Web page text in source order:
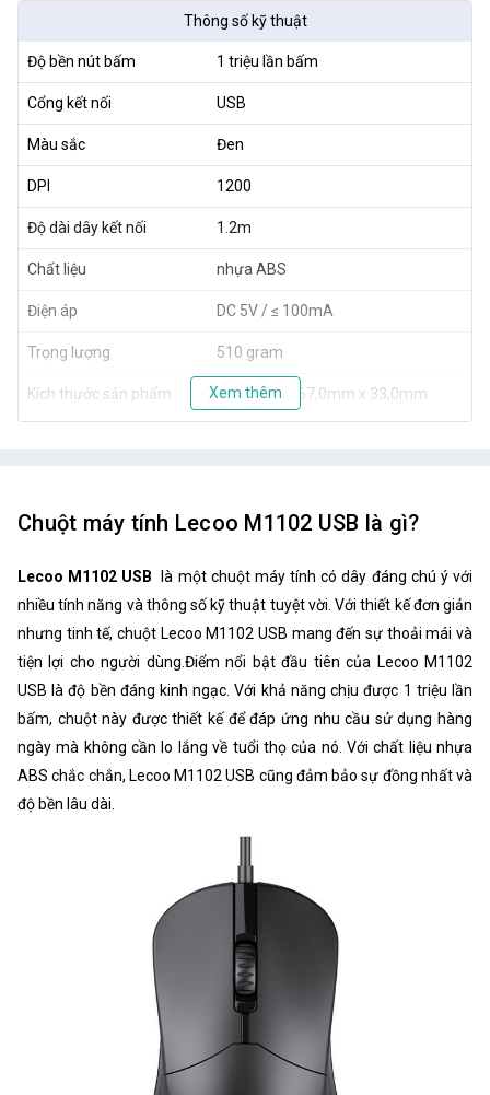
Thông số kỹ thuật
Độ bền nút bấm 1 triệu lần bấm
Cổng kết nối USB
Màu sắc Đen
DPI 1200
Độ dài dây kết nối 1.2m
Chất liệu nhựa ABS
Điện áp DC 5V / ≤ 100mA
Trọng lượng 510 gram
Kích thước sản phẩm 126,0mm x 67,0mm x 33,0mm
Xem thêm
Chuột máy tính Lecoo M1102 USB là gì?
Lecoo M1102 USB là một chuột máy tính có dây đáng chú ý với
nhiều tính năng và thông số kỹ thuật tuyệt vời. Với thiết kế đơn giản
nhưng tinh tế, chuột Lecoo M1102 USB mang đến sự thoải mái và
tiện lợi cho người dùng.Điểm nổi bật đầu tiên của Lecoo M1102
USB là độ bền đáng kinh ngạc. Với khả năng chịu được 1 triệu lần
bấm, chuột này được thiết kế để đáp ứng nhu cầu sử dụng hàng
ngày mà không cần lo lắng về tuổi thọ của nó. Với chất liệu nhựa
ABS chắc chắn, Lecoo M1102 USB cũng đảm bảo sự đồng nhất và
độ bền lâu dài.